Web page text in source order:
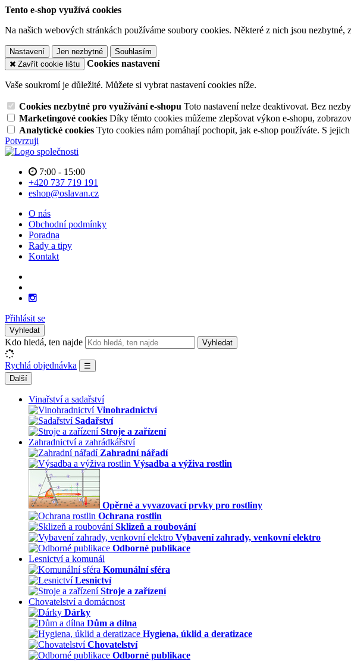
Tento e-shop využívá cookies
Na našich webových stránkách používáme soubory cookies. Některé z nich jsou
Nastavení Jen nezbytné
Souhlasím
Zavřít cookie lištu
Cookies nastavení
Vaše soukromí je důležité. Můžete si vybrat nastavení cookies níže.
Cookies nezbytné pro využívání e-shopu Toto nastavení nelze deaktivovat. Bez
Marketingové cookies Díky těmto cookies můžeme zlepšovat výkon e-shopu,
Analytické cookies Tyto cookies nám pomáhají pochopit, jak e-shop používáte. S
Potvrzuji
7:00 - 15:00
+420 737 719 191
eshop@oslavan.cz
O nás
Obchodní podmínky
Poradna
Rady a tipy
Kontakt
Přihlásit se
Vyhledat
Kdo hledá, ten najde Vyhledat
Rychlá objednávka
☰
Další
Vinařství a sadařství
Vinohradnictví
Sadařství
Stroje a zařízení
Zahradnictví a zahrádkářství
Zahradní nářadí
Výsadba a výživa rostlin
Opěrné a vyvazovací prvky pro rostliny
Ochrana rostlin
Sklizeň a roubování
Vybavení zahrady, venkovní elektro
Odborné publikace
Lesnictví a komunál
Komunální sféra
Lesnictví
Stroje a zařízení
Chovatelství a domácnost
Dárky
Dům a dílna
Hygiena, úklid a deratizace
Chovatelství
Odborné publikace